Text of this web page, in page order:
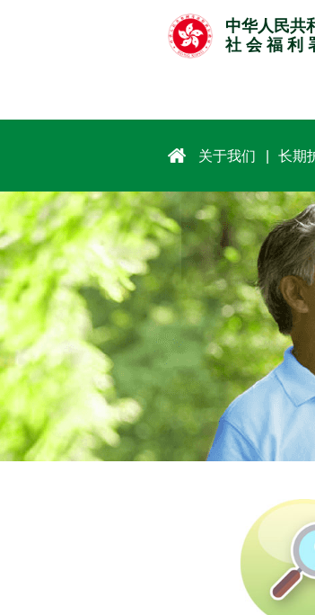
中华人民共
社 会 福 利
关于我们 长期